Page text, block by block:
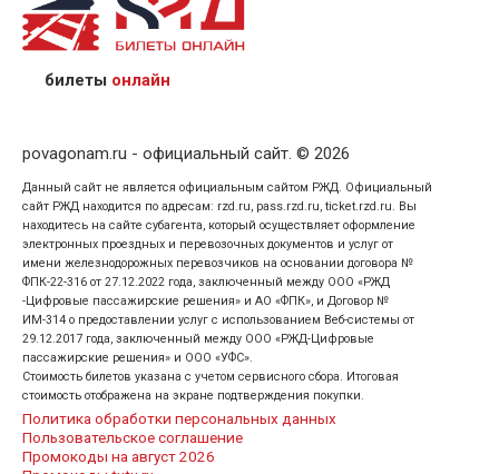
назвав кассиру 14-значный номер заказа;
предъявив удостоверение личности пассажира, на
кого оформлен билет.
билеты онлайн
povagonam.ru - официальный сайт. © 2026
Данный сайт не является официальным сайтом РЖД. Официальный
сайт РЖД находится по адресам: rzd.ru, pass.rzd.ru, ticket.rzd.ru. Вы
находитесь на сайте субагента, который осуществляет оформление
электронных проездных и перевозочных документов и услуг от
имени железнодорожных перевозчиков на основании договора №
ФПК-22-316 от 27.12.2022 года, заключенный между ООО «РЖД
-Цифровые пассажирские решения» и АО «ФПК», и Договор №
ИМ-314 о предоставлении услуг с использованием Веб-системы от
29.12.2017 года, заключенный между ООО «РЖД-Цифровые
пассажирские решения» и ООО «УФС».
Стоимость билетов указана с учетом сервисного сбора. Итоговая
стоимость отображена на экране подтверждения покупки.
Политика обработки персональных данных
Пользовательское соглашение
Промокоды на август 2026